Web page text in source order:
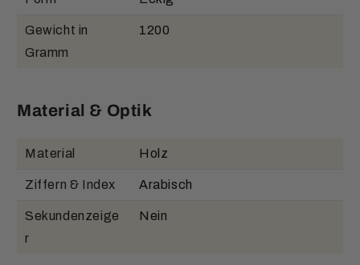
Gewicht in
Gramm
1200
Material & Optik
Material Holz
Ziffern & Index Arabisch
Sekundenzeige
r
Nein